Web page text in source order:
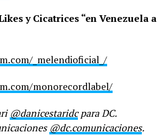
y Cicatrices “en Venezuela a
_melendioficial_/
monorecordlabel/
@danicestaridcpara DC.
@dc.comunicaciones.